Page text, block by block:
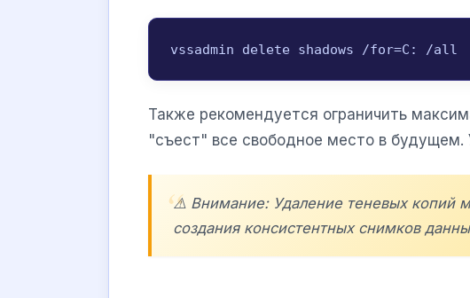
vssadmin delete shadows /for=C: /all
Также рекомендуется ограничить
"съест" все свободное место в будущем.
⚠️ Внимание: Удаление теневых копий
создания консистентных снимков